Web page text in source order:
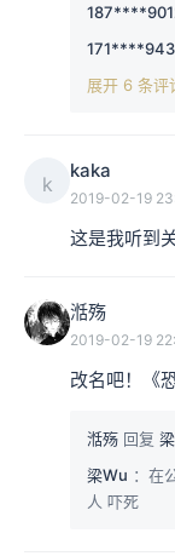
展开 6 条评
k
kaka
2019-02-19
这是我听到
湉殇
2019-02-19
改名吧！《
湉殇 回复
梁Wu ：在
人 吓死